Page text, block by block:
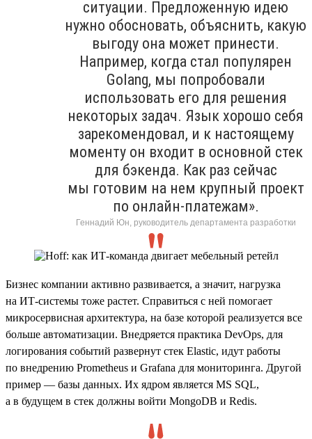
ситуации. Предложенную идею
нужно обосновать, объяснить, какую
выгоду она может принести.
Например, когда стал популярен
Golang, мы попробовали
использовать его для решения
некоторых задач. Язык хорошо себя
зарекомендовал, и к настоящему
моменту он входит в основной стек
для бэкенда. Как раз сейчас
мы готовим на нем крупный проект
по онлайн-платежам».
Геннадий Юн, руководитель департамента разработки
Бизнес компании активно развивается, а значит, нагрузка
на ИТ-системы тоже растет. Справиться с ней помогает
микросервисная архитектура, на базе которой реализуется все
больше автоматизации. Внедряется практика DevOps, для
логирования событий развернут стек Elastic, идут работы
по внедрению Prometheus и Grafana для мониторинга. Другой
пример — базы данных. Их ядром является MS SQL,
а в будущем в стек должны войти MongoDB и Redis.